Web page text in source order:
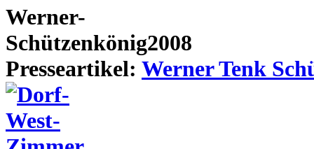
Presseartikel: Werner Tenk